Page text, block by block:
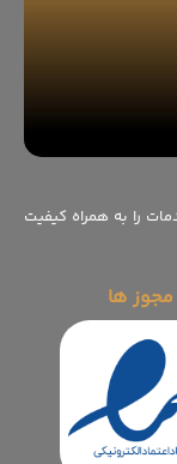
را به همراه کیفیت
مجوز ها